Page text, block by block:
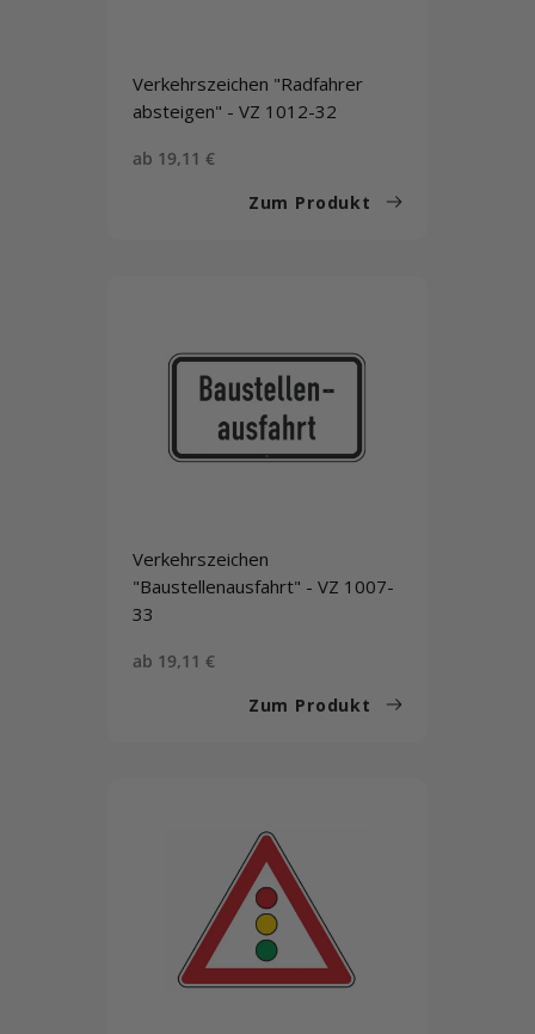
Verkehrszeichen "Radfahrer
absteigen" - VZ 1012-32
Sonderpreis
ab 19,11 €
Zum Produkt
Verkehrszeichen
"Baustellenausfahrt" - VZ 1007-
33
Sonderpreis
ab 19,11 €
Zum Produkt